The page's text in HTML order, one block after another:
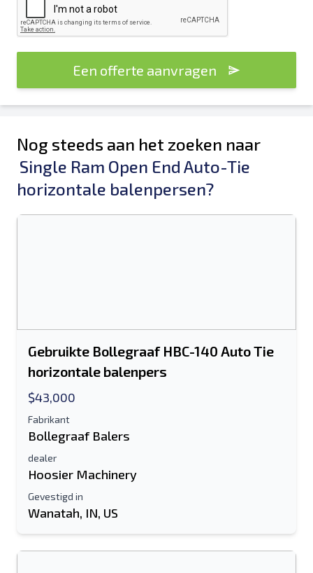
Een offerte aanvragen
Nog steeds aan het zoeken naar
Single Ram Open End Auto-Tie
horizontale balenpersen?
Gebruikte Bollegraaf HBC-140 Auto Tie
horizontale balenpers
$43,000
Fabrikant
Bollegraaf Balers
dealer
Hoosier Machinery
Gevestigd in
Wanatah, IN, US